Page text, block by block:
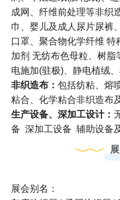
成网、纤维前处理等非织
巾、婴儿及成人尿片尿裤
口罩、聚合物化学纤维 特
加剂 无纺布色母粒、树
电施加(驻极)、静电植绒
非织造布： 包括纺粘、熔
粘合、化学粘合非织造布
生产设备、深加工设计：
备 深加工设备 辅助设备
展会别名：